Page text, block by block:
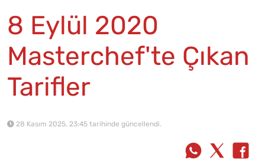
8 Eylül 2020
Masterchef'te Çıkan
Tarifler
28 Kasım 2025, 23:45 tarihinde güncellendi.